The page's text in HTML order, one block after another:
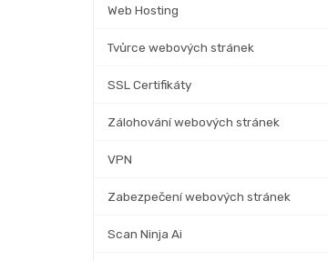
Web Hosting
Tvůrce webových stránek
SSL Certifikáty
Zálohování webových stránek
VPN
Zabezpečení webových stránek
Scan Ninja Ai